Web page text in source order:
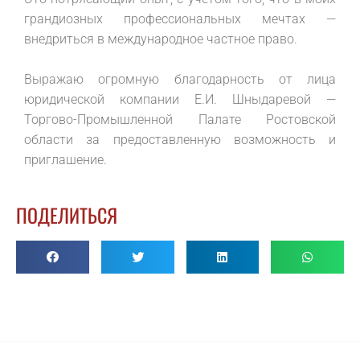
грандиозных профессиональных мечтах —
внедриться в международное частное право.
Выражаю огромную благодарность от лица
юридической компании Е.И. Шныдаревой —
Торгово-Промышленной Палате Ростовской
области за предоставленную возможность и
приглашение.
ПОДЕЛИТЬСЯ